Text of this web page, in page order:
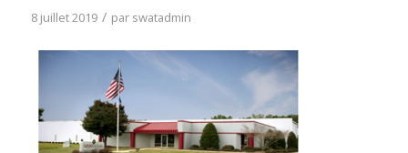
8 juillet 2019 / par swatadmin